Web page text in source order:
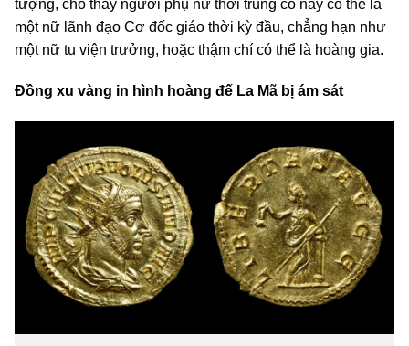
tượng, cho thấy người phụ nữ thời trung cổ này có thể là
một nữ lãnh đạo Cơ đốc giáo thời kỳ đầu, chẳng hạn như
một nữ tu viện trưởng, hoặc thậm chí có thể là hoàng gia.
Đồng xu vàng in hình hoàng đế La Mã bị ám sát